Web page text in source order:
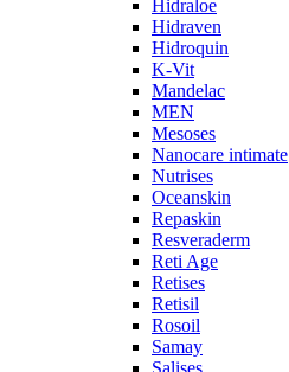
Hidraloe
Hidraven
Hidroquin
K-Vit
Mandelac
MEN
Mesoses
Nanocare intimate
Nutrises
Oceanskin
Repaskin
Resveraderm
Reti Age
Retises
Retisil
Rosoil
Samay
Salises